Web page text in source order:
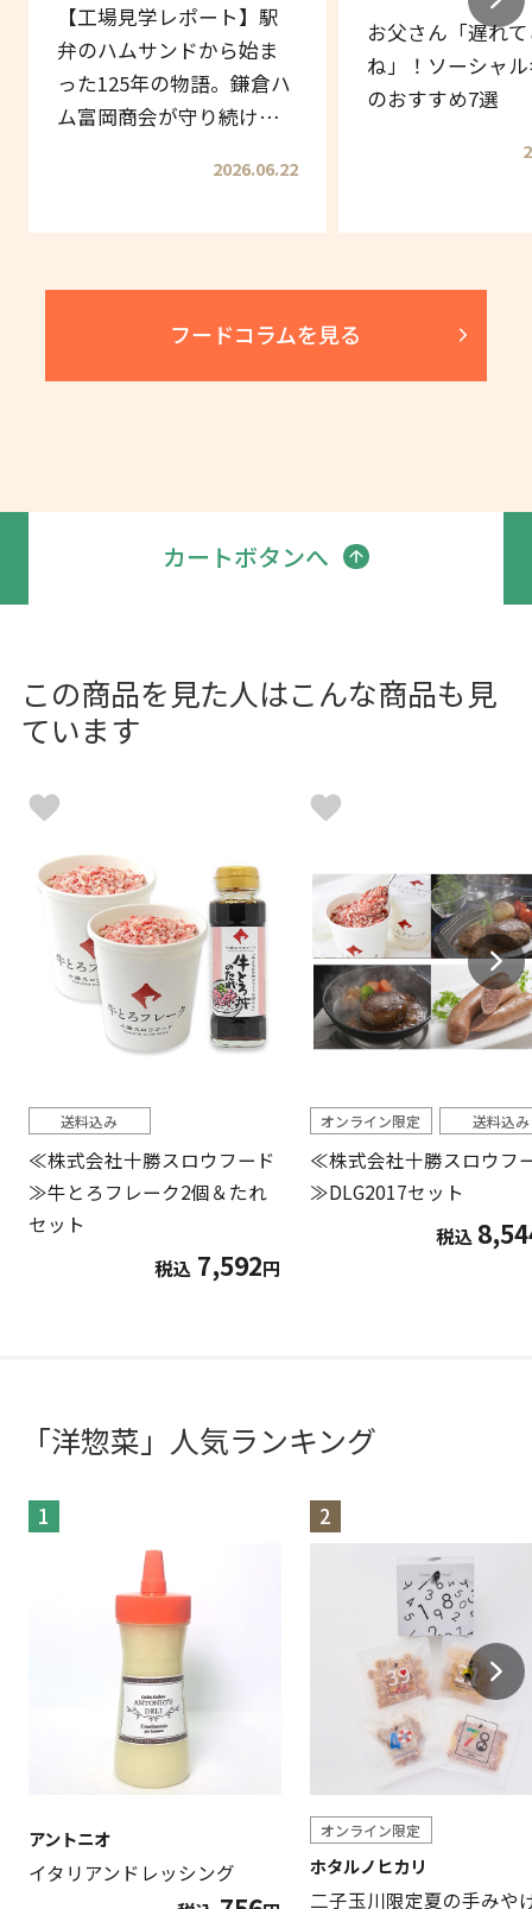
【工場見学レポート】駅
弁のハムサンドから始ま
った125年の物語。鎌倉ハ
ム富岡商会が守り続ける
2026.06.22
お父さん「遅れ
ね」！ソーシャ
のおすすめ7選
フードコラムを見る
カートボタンへ
この商品を見た人はこんな商品も見
ています
送料込み
≪株式会社十勝スロウフード
≫牛とろフレーク2個＆たれ
セット
税込 7,592円
オンライン限定 送料込み
≪株式会社十勝スロウフ
≫DLG2017セット
税込
「洋惣菜」人気ランキング
1
アントニオ
イタリアンドレッシング
2
オンライン限定
ホタルノヒカリ
二子玉川限定夏の手みや